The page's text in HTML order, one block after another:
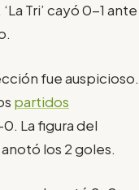
Tri’ cayó 0-1 ante
fue auspicioso.
partidos
La figura del
los 2 goles.